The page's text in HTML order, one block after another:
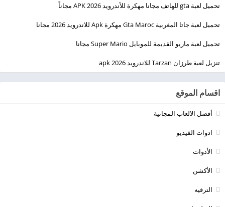
تحميل لعبة gta للهاتف مجانا مهكرة للأندرويد 2026 APK مجاناً
تحميل لعبة جاتا المغربية Gta Maroc مهكرة Apk للاندرويد 2026 مجانا
تحميل لعبة ماريو القديمة للموبايل Super Mario مجانا
تنزيل لعبة طرزان Tarzan للاندرويد apk 2026
اقسام الموقع
أفضل الالعاب المجانية
ادوات الفيديو
الأدوات
الأكشن
الترفيه